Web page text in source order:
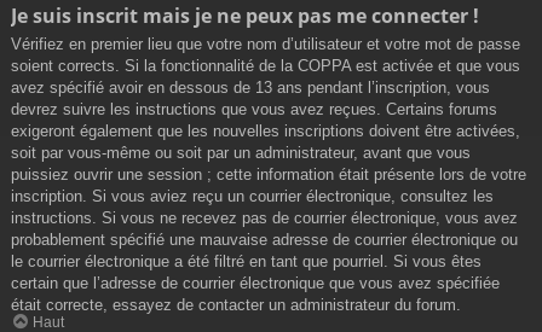
Je suis inscrit mais je ne peux pas me connecter !
Vérifiez en premier lieu que votre nom d’utilisateur et votre mot de passe
soient corrects. Si la fonctionnalité de la COPPA est activée et que vous
avez spécifié avoir en dessous de 13 ans pendant l’inscription, vous
devrez suivre les instructions que vous avez reçues. Certains forums
exigeront également que les nouvelles inscriptions doivent être activées,
soit par vous-même ou soit par un administrateur, avant que vous
puissiez ouvrir une session ; cette information était présente lors de votre
inscription. Si vous aviez reçu un courrier électronique, consultez les
instructions. Si vous ne recevez pas de courrier électronique, vous avez
probablement spécifié une mauvaise adresse de courrier électronique ou
le courrier électronique a été filtré en tant que pourriel. Si vous êtes
certain que l’adresse de courrier électronique que vous avez spécifiée
était correcte, essayez de contacter un administrateur du forum.
Haut